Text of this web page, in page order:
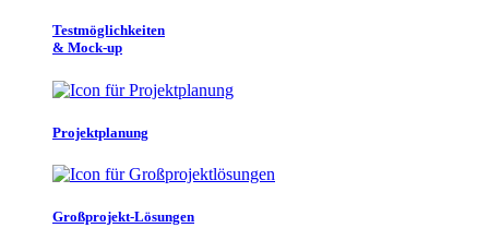
Testmöglichkeiten
& Mock-up
Projektplanung
Großprojekt-Lösungen